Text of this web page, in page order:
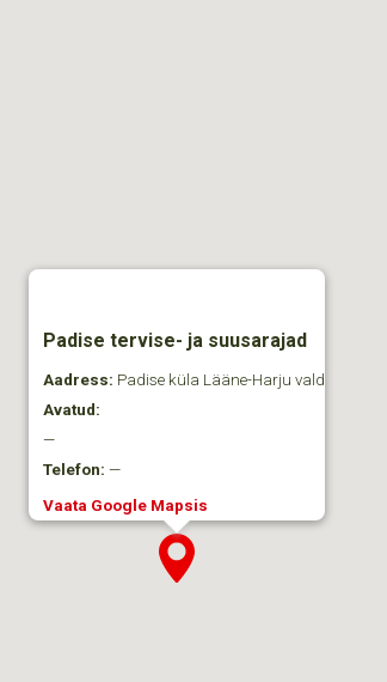
Padise tervise- ja suusarajad
Aadress: Padise küla Lääne-Harju vald
Avatud:
—
Telefon: —
Vaata Google Mapsis